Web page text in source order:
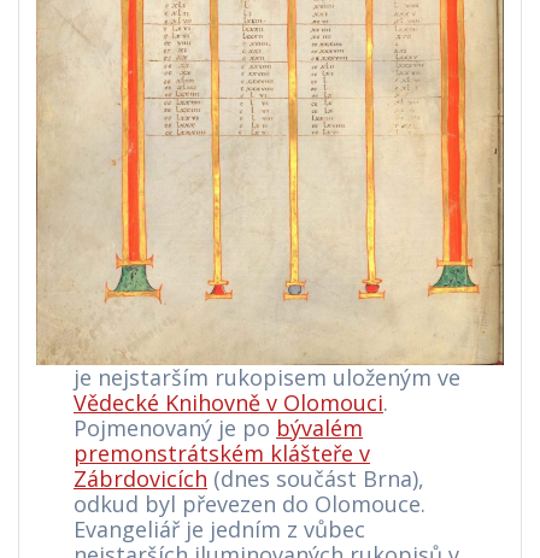
je nejstarším rukopisem uloženým ve
Vědecké Knihovně v Olomouci.
Pojmenovaný je po bývalém
premonstrátském klášteře v
Zábrdovicích (dnes součást Brna),
odkud byl převezen do Olomouce.
Evangeliář je jedním z vůbec